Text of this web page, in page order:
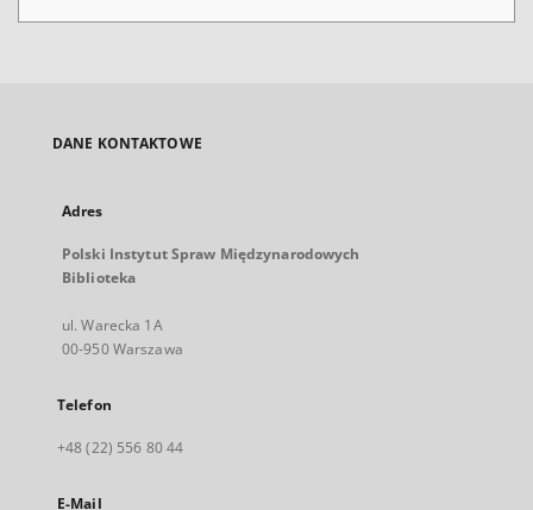
DANE KONTAKTOWE
Adres
Polski Instytut Spraw Międzynarodowych
Biblioteka
ul. Warecka 1A
00-950 Warszawa
Telefon
+48 (22) 556 80 44
E-Mail